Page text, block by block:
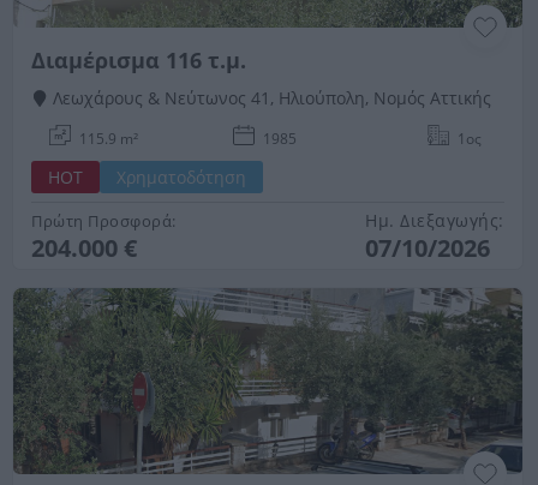
Διαμέρισμα 116 τ.μ.
Λεωχάρους & Νεύτωνος 41, Ηλιούπολη, Νομός Αττικής
115.9 m² 1985 1ος
HOT Χρηματοδότηση
Πρώτη Προσφορά:
204.000 €
Ημ. Διεξαγωγής:
07/10/2026